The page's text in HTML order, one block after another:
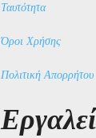
Ταυτότητα
Όροι Χρήσης
Πολιτική Απορρήτου